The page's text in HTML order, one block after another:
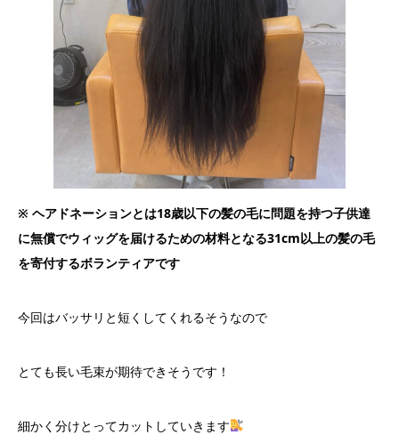
※ ヘアドネーションとは18歳以下の髪の毛に問題を持つ子供達
に無償でウィッグを届けるための材料となる31cm以上の髪の毛
を寄付するボランティアです
今回はバッサリと短くしてくれるそうなので
とても長い毛束が期待できそうです！
細かく分けとってカットしていきます